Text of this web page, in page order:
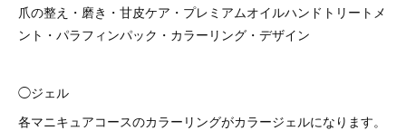
爪の整え・磨き・甘皮ケア・プレミアムオイルハンドトリートメ
ント・パラフィンパック・カラーリング・デザイン
◯ジェル
各マニキュアコースのカラーリングがカラージェルになります。